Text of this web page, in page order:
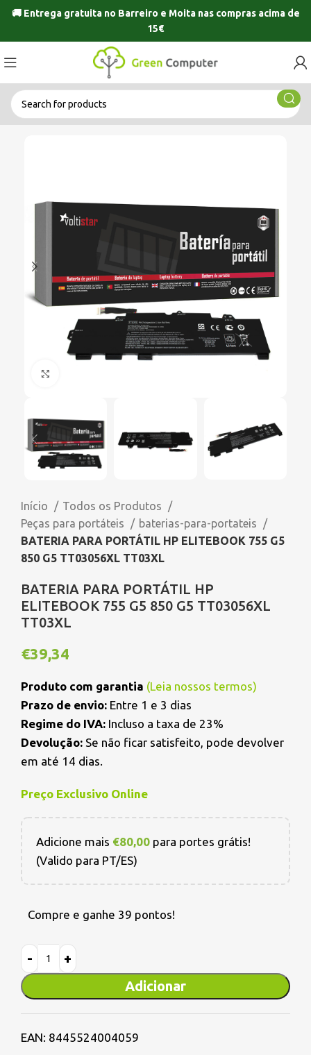
🚚 Entrega gratuita no Barreiro e Moitanas compras acima de
15€
Início
Todos os Produtos
Peças para portáteis
baterias-para-portateis
BATERIA PARA PORTÁTIL HP ELITEBOOK 755 G5
850 G5 TT03056XL TT03XL
BATERIA PARA PORTÁTIL HP
ELITEBOOK 755 G5 850 G5 TT03056XL
TT03XL
€39,34
Produto com garantia (Leia nossos termos)
Prazo de envio: Entre 1 e 3 dias
Regime do IVA: Incluso a taxa de 23%
Devolução: Se não ficar satisfeito, pode devolver
em até 14 dias.
Preço Exclusivo Online
Adicione mais €80,00 para portes grátis!
(Valido para PT/ES)
Compre e ganhe 39 pontos!
Adicionar
EAN: 8445524004059